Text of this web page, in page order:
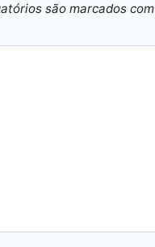
são marcados com